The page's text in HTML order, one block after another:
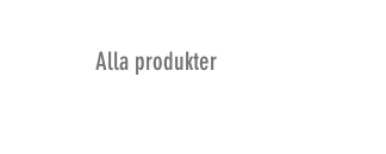
Alla produkter